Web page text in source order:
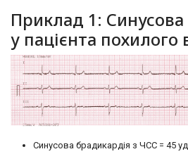
Приклад 1:
у пацієнта похилого
Синусова брадикардія з ЧСС = 45